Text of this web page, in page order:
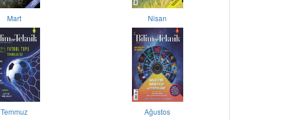
Mart Nisan
Temmuz Ağustos